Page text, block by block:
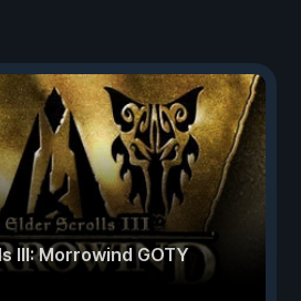
III: Morrowind GOTY